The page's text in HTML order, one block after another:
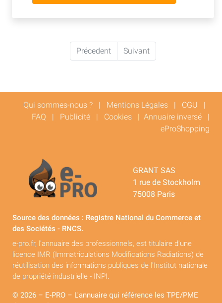
Précedent Suivant
Qui sommes-nous ? | Mentions Légales | CGU |
FAQ | Publicité | Cookies | Annuaire inversé |
eProShopping
GRANT SAS
1 rue de Stockholm
75008 Paris
Source des données : Registre National du Commerce et
des Sociétés - RNCS.
e-pro.fr, l'annuaire des professionnels, est titulaire d'une
licence IMR (Immatriculations Modifications Radiations) de
réutilisation des informations publiques de l'Institut nationale
de propriété industrielle - INPI.
© 2026 – E-PRO – L'annuaire qui référence les TPE/PME